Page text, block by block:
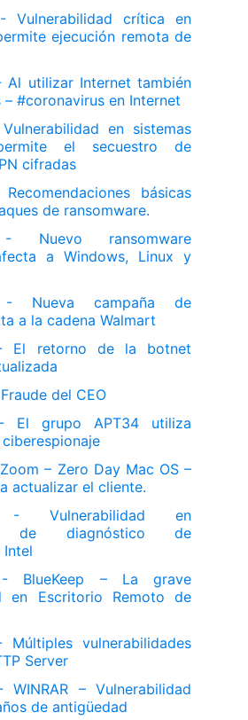
Vulnerabilidad crítica en
ejecución remota de
Al utilizar Internet también
– #coronavirus en Internet
en sistemas
el secuestro de
cifradas
básicas
de ransomware.
ransomware
a Windows, Linux y
Nueva campaña de
a la cadena Walmart
El retorno de la botnet
del CEO
El grupo APT34 utiliza
– Zero Day Mac OS –
actualizar el cliente.
Vulnerabilidad en
de diagnóstico de
Intel
BlueKeep – La grave
en Escritorio Remoto de
Múltiples vulnerabilidades
Server
WINRAR – Vulnerabilidad
de antigüedad